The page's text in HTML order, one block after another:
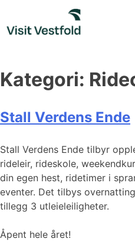
content
Kategori:
Stall Verdens Ende
Stall Verdens Ende tilbyr
rideleir, rideskole,
din egen hest, ridetimer i
eventer. Det tilbys
tillegg 3 utleieleiligheter.
Åpent hele året!